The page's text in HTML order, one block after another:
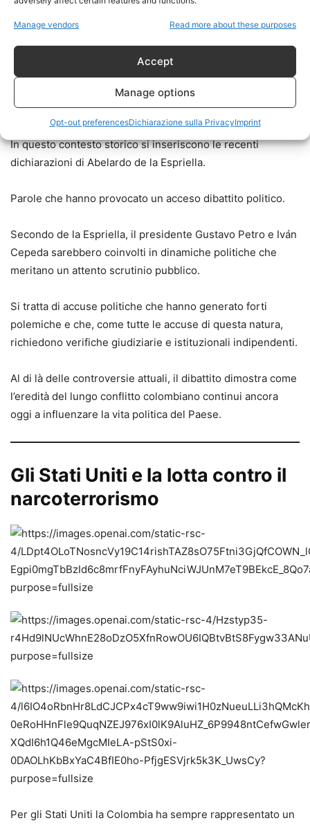
Manage vendors Read more about these purposes
Accept
Manage options
Opt-out preferencesDichiarazione sulla PrivacyImprint
In questo contesto storico si inseriscono le recenti
dichiarazioni di Abelardo de la Espriella.
Parole che hanno provocato un acceso dibattito politico.
Secondo de la Espriella, il presidente Gustavo Petro e Iván
Cepeda sarebbero coinvolti in dinamiche politiche che
meritano un attento scrutinio pubblico.
Si tratta di accuse politiche che hanno generato forti
polemiche e che, come tutte le accuse di questa natura,
richiedono verifiche giudiziarie e istituzionali indipendenti.
Al di là delle controversie attuali, il dibattito dimostra come
l’eredità del lungo conflitto colombiano continui ancora
oggi a influenzare la vita politica del Paese.
Gli Stati Uniti e la lotta contro il
narcoterrorismo
Per gli Stati Uniti la Colombia ha sempre rappresentato un